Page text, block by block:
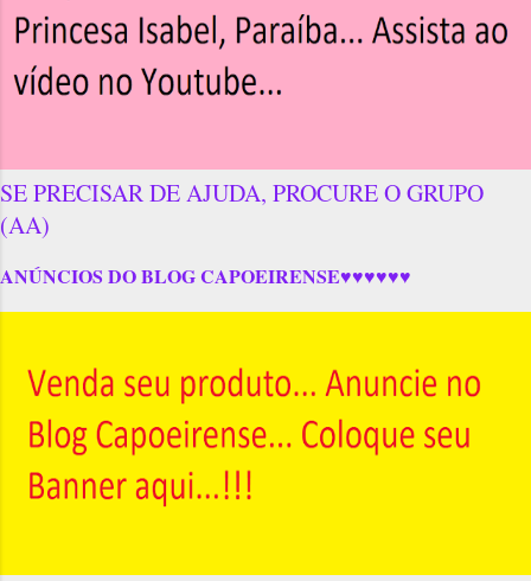
SE PRECISAR DE AJUDA, PROCURE O GRUPO
(AA)
ANÚNCIOS DO BLOG CAPOEIRENSE♥♥♥♥♥♥